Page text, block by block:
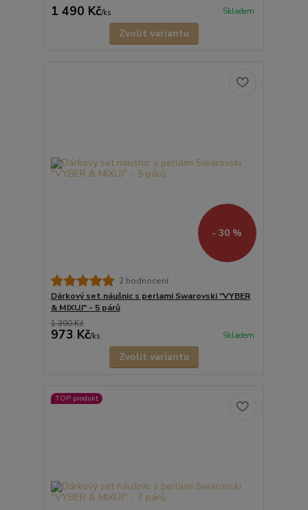
1 490 Kč/ks Skladem
Zvolit variantu
- 30 %
2 hodnocení
Dárkový set náušnic s perlami Swarovski "VYBER
& MIXUJ" - 5 párů
1 390 Kč
973 Kč/ks Skladem
Zvolit variantu
TOP produkt